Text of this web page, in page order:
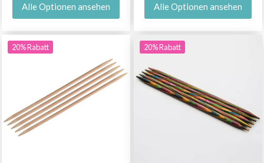
Alle Optionen ansehen Alle Optionen ansehen
20% Rabatt 20% Rabatt